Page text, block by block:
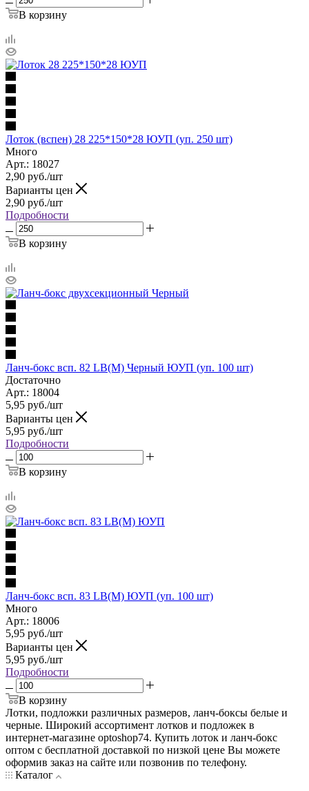
В корзину
Лоток (вспен) 28 225*150*28 ЮУП (уп. 250 шт)
Много
Арт.: 18027
2,90 руб./шт
Варианты цен
2,90 руб./шт
Подробности
В корзину
Ланч-бокс всп. 82 LB(М) Черный ЮУП (уп. 100 шт)
Достаточно
Арт.: 18004
5,95 руб./шт
Варианты цен
5,95 руб./шт
Подробности
В корзину
Ланч-бокс всп. 83 LB(М) ЮУП (уп. 100 шт)
Много
Арт.: 18006
5,95 руб./шт
Варианты цен
5,95 руб./шт
Подробности
В корзину
Лотки, подложки различных размеров, ланч-боксы белые и
черные. Широкий ассортимент лотков и подложек в
интернет-магазине optoshop74. Купить лоток и ланч-бокс
оптом с бесплатной доставкой по низкой цене Вы можете
оформив заказ на сайте или позвонив по телефону.
Каталог